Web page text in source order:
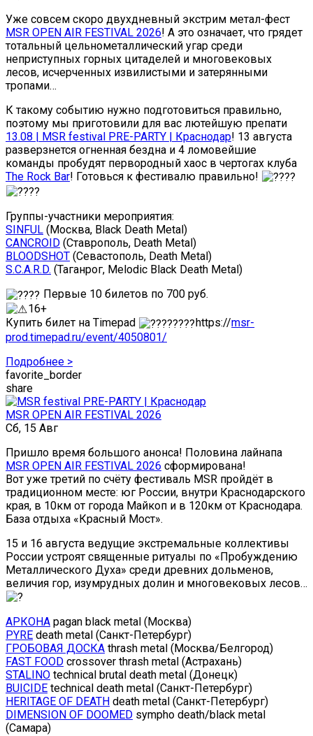
Уже совсем скоро двухдневный экстрим метал-фест
MSR OPEN AIR FESTIVAL 2026! А это означает, что грядет
тотальный цельнометаллический угар среди
неприступных горных цитаделей и многовековых
лесов, исчерченных извилистыми и затерянными
тропами…
К такому событию нужно подготовиться правильно,
поэтому мы приготовили для вас лютейшую препати
13.08 | MSR festival PRE-PARTY | Краснодар! 13 августа
разверзнется огненная бездна и 4 ломовейшие
команды пробудят первородный хаос в чертогах клуба
The Rock Bar! Готовься к фестивалю правильно!
Группы-участники мероприятия:
SINFUL (Москва, Black Death Metal)
CANCROID (Ставрополь, Death Metal)
BLOODSHOT (Севастополь, Death Metal)
S.C.A.R.D. (Таганрог, Melodic Black Death Metal)
Первые 10 билетов по 700 руб.
16+
Купить билет на Timepad
https://msr-
prod.timepad.ru/event/4050801/
Подробнее >
favorite_border
share
MSR OPEN AIR FESTIVAL 2026
Сб, 15 Авг
Пришло время большого анонса! Половина лайнапа
MSR OPEN AIR FESTIVAL 2026 сформирована!
Вот уже третий по счёту фестиваль MSR пройдёт в
традиционном месте: юг России, внутри Краснодарского
края, в 10км от города Майкоп и в 120км от Краснодара.
База отдыха «Красный Мост».
15 и 16 августа ведущие экстремальные коллективы
России устроят священные ритуалы по «Пробуждению
Металлического Духа» среди древних дольменов,
величия гор, изумрудных долин и многовековых лесов…
АРКОНА pagan black metal (Москва)
PYRE death metal (Санкт-Петербург)
ГРОБОВАЯ ДОСКА thrash metal (Москва/Белгород)
FAST FOOD crossover thrash metal (Астрахань)
STALINO technical brutal death metal (Донецк)
BUICIDE technical death metal (Санкт-Петербург)
HERITAGE OF DEATH death metal (Санкт-Петербург)
DIMENSION OF DOOMED sympho death/black metal
(Самара)